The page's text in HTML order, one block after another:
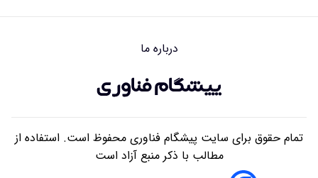
درباره ما
تمام حقوق برای سایت پیشگام فناوری محفوظ است. استفاده از
مطالب با ذکر منبع آزاد است